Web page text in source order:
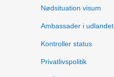
Nødsituation visum
Ambassader i udlandet
Kontroller status
Privatlivspolitik